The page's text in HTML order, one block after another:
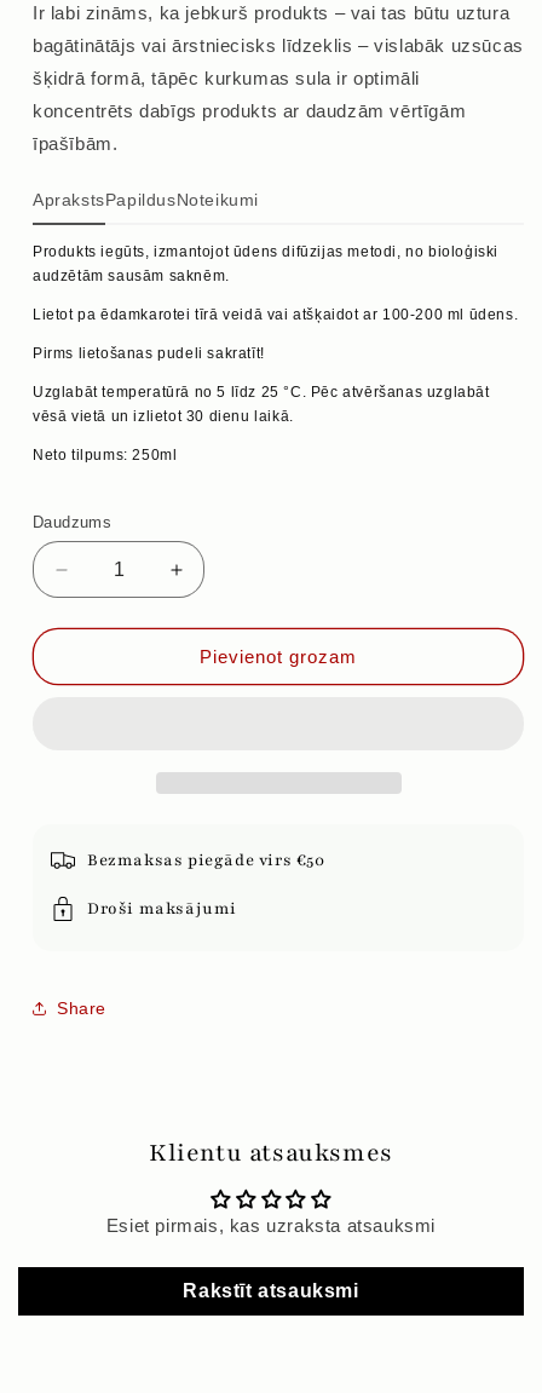
Ir labi zināms, ka jebkurš produkts – vai tas būtu uztura
bagātinātājs vai ārstniecisks līdzeklis – vislabāk uzsūcas
šķidrā formā, tāpēc kurkumas sula ir optimāli
koncentrēts dabīgs produkts ar daudzām vērtīgām
īpašībām.
AprakstsPapildusNoteikumi
Produkts iegūts, izmantojot ūdens difūzijas metodi, no bioloģiski
audzētām sausām saknēm.
Lietot pa ēdamkarotei tīrā veidā vai atšķaidot ar 100-200 ml ūdens.
Pirms lietošanas pudeli sakratīt!
Uzglabāt temperatūrā no 5 līdz 25 °C. Pēc atvēršanas uzglabāt
vēsā vietā un izlietot 30 dienu laikā.
Neto tilpums: 250ml
Daudzums
Samazināt
daudzumu
priekš
SAKNES
Palielināt
daudzumu
priekš
KURKUMAS
SAKNES
Pievienot grozam
Bezmaksas piegāde virs €50
Droši maksājumi
Share
Klientu atsauksmes
Esiet pirmais, kas uzraksta atsauksmi
Rakstīt atsauksmi